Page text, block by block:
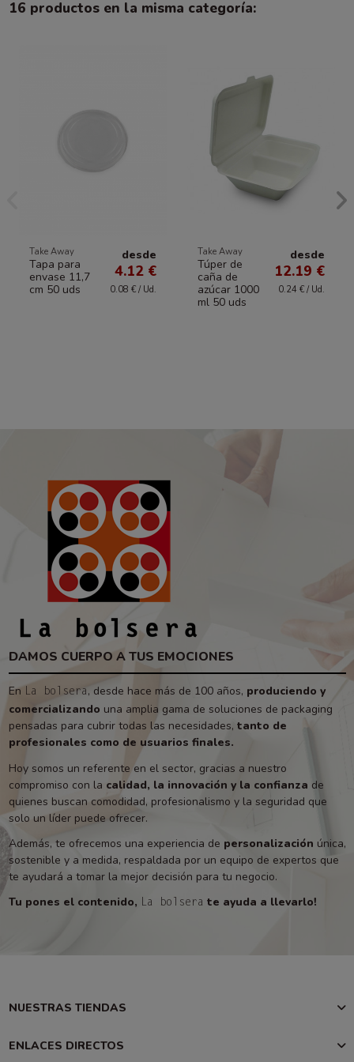
16 productos en la misma categoría:
Take Away
Tapa para
envase 11,7
cm 50 uds
desde
4.12 €
0.08 € / Ud.
Take Away
Túper de
caña de
azúcar 1000
ml 50 uds
desde
12.19 €
0.24 € / Ud.
DAMOS CUERPO A TUS EMOCIONES
En La bolsera , desde hace más de 100 años, produciendo y
comercializando una amplia gama de soluciones de packaging
pensadas para cubrir todas las necesidades, tanto de
profesionales como de usuarios finales.
Hoy somos un referente en el sector, gracias a nuestro
compromiso con la calidad, la innovación y la confianza de
quienes buscan comodidad, profesionalismo y la seguridad que
solo un líder puede ofrecer.
Además, te ofrecemos una experiencia de personalización única,
sostenible y a medida, respaldada por un equipo de expertos que
te ayudará a tomar la mejor decisión para tu negocio.
Tu pones el contenido, La bolsera te ayuda a llevarlo!
NUESTRAS TIENDAS
ENLACES DIRECTOS